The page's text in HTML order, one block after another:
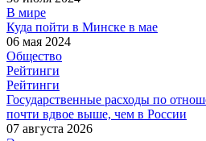
В мире
Куда пойти в Минске в мае
06 мая 2024
Общество
Рейтинги
Рейтинги
Государственные расходы по
почти вдвое выше, чем в России
07 августа 2026